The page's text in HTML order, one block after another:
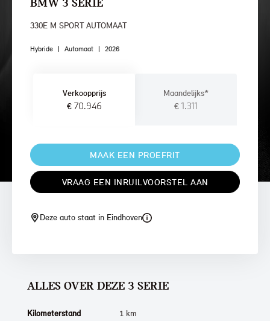
BMW 3 SERIE
330E M SPORT AUTOMAAT
Hybride | Automaat | 2026
Verkoopprijs
€ 70.946
Maandelijks*
€ 1.311
MAAK EEN PROEFRIT
VRAAG EEN INRUILVOORSTEL AAN
Deze auto staat in Eindhoven
ALLES OVER DEZE 3 SERIE
Kilometerstand 1 km